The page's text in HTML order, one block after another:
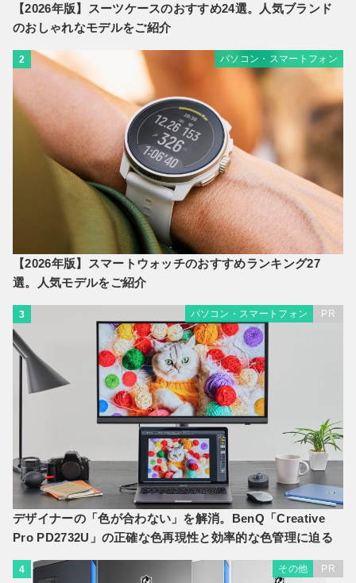
【2026年版】スーツケースのおすすめ24選。人気ブランド
のおしゃれなモデルをご紹介
2 パソコン・スマートフォン
【2026年版】スマートウォッチのおすすめランキング27
選。人気モデルをご紹介
3 パソコン・スマートフォン PR
デザイナーの「色が合わない」を解消。BenQ「Creative
Pro PD2732U」の正確な色再現性と効率的な色管理に迫る
4 その他 PR